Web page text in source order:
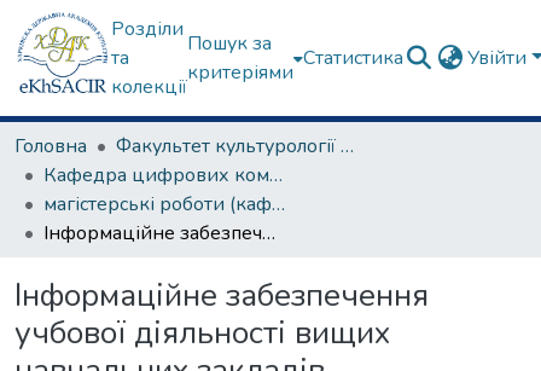
Розділи
та
колекції
Пошук за
критеріями
Статистика Увійти
Головна
Факультет культурології та соціальних комунікацій
Кафедра цифрових комунікацій та інформаційних технологій
магістерські роботи (кафедра цифрових комунікацій та інформаційних технологій)
Інформаційне забезпечення учбової діяльності вищих навчальних закладів
Інформаційне забезпечення
учбової діяльності вищих